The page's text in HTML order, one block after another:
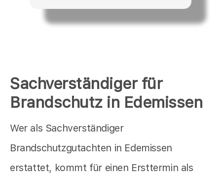
Sachverständiger für
Brandschutz in Edemissen
Wer als Sachverständiger
Brandschutzgutachten in Edemissen
erstattet, kommt für einen Ersttermin als